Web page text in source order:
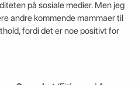
på sosiale medier. Men jeg
andre kommende mammaer til
fordi det er noe positivt for